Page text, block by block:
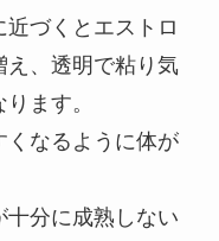
づくとエストロ
え、透明で粘り気
ます。
くなるように体が
十分に成熟しない